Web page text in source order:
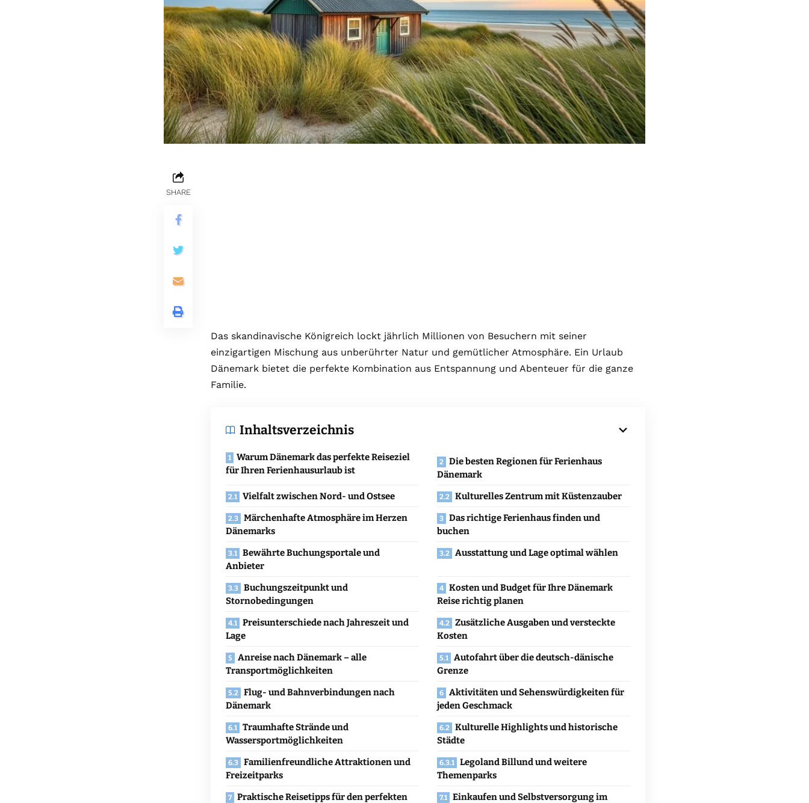
SHARE
Das skandinavische Königreich lockt jährlich Millionen von Besuchern mit seiner
einzigartigen Mischung aus unberührter Natur und gemütlicher Atmosphäre. Ein Urlaub
Dänemark bietet die perfekte Kombination aus Entspannung und Abenteuer für die ganze
Familie.
Inhaltsverzeichnis
Warum Dänemark das perfekte Reiseziel
für Ihren Ferienhausurlaub ist
Die besten Regionen für Ferienhaus
Dänemark
Vielfalt zwischen Nord- und Ostsee
Kulturelles Zentrum mit Küstenzauber
Märchenhafte Atmosphäre im Herzen
Dänemarks
Das richtige Ferienhaus finden und
buchen
Bewährte Buchungsportale und
Anbieter
Ausstattung und Lage optimal wählen
Buchungszeitpunkt und
Stornobedingungen
Kosten und Budget für Ihre Dänemark
Reise richtig planen
Preisunterschiede nach Jahreszeit und
Lage
Zusätzliche Ausgaben und versteckte
Kosten
Anreise nach Dänemark – alle
Transportmöglichkeiten
Autofahrt über die deutsch-dänische
Grenze
Flug- und Bahnverbindungen nach
Dänemark
Aktivitäten und Sehenswürdigkeiten für
jeden Geschmack
Traumhafte Strände und
Wassersportmöglichkeiten
Kulturelle Highlights und historische
Städte
Familienfreundliche Attraktionen und
Freizeitparks
Legoland Billund und weitere
Themenparks
Praktische Reisetipps für den perfekten
Einkaufen und Selbstversorgung im